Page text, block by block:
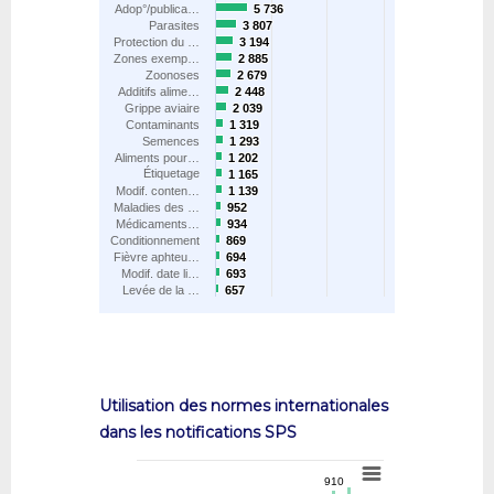
5 736
5 736
3 807
3 807
3 194
3 194
2 885
2 885
2 679
2 679
2 448
2 448
2 039
2 039
1 319
1 319
1 293
1 293
1 202
1 202
1 165
1 165
1 139
1 139
952
952
934
934
869
869
694
694
693
693
657
657
Adop°/publica…
Parasites
Protection du …
Zones exemp…
Zoonoses
Additifs alime…
Grippe aviaire
Contaminants
Semences
Aliments pour…
Étiquetage
Modif. conten…
Maladies des …
Médicaments…
Conditionnement
Fièvre aphteu…
Modif. date li…
Levée de la …
Utilisation des normes internationales
dans les notifications SPS
910
910